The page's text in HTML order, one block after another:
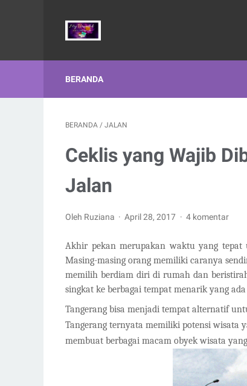
BERANDA
BERANDA / JALAN
Ceklis yang Wajib
Jalan
Oleh Ruziana April 28, 2017 4 komentar
Akhir pekan merupakan waktu yang tepat
Masing-masing orang memiliki caranya
memilih berdiam diri di rumah dan
singkat ke berbagai tempat menarik yang
Tangerang bisa menjadi tempat alternatif
Tangerang ternyata memiliki potensi wisata
membuat berbagai macam obyek wisata